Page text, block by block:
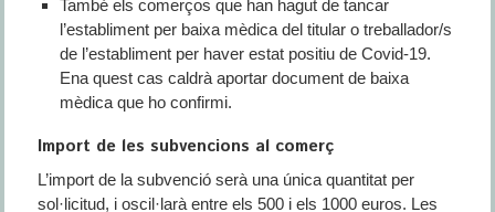
També els comerços que han hagut de tancar
l’establiment per baixa mèdica del titular o treballador/s
de l’establiment per haver estat positiu de Covid-19.
Ena quest cas caldrà aportar document de baixa
mèdica que ho confirmi.
Import de les subvencions al comerç
L’import de la subvenció serà una única quantitat per
sol·licitud, i oscil·larà entre els 500 i els 1000 euros. Les